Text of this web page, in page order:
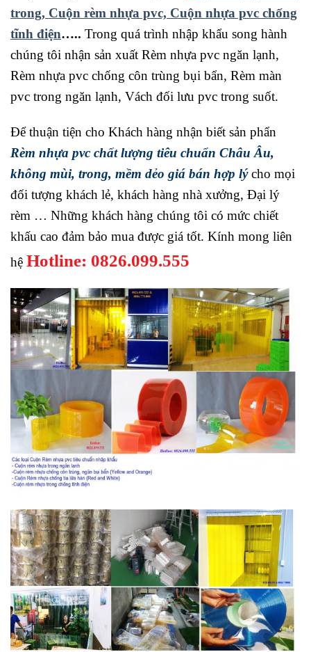
trong, Cuộn rèm nhựa pvc, Cuộn nhựa pvc chống
tĩnh điện….. Trong quá trình nhập khẩu song hành
chúng tôi nhận sản xuất Rèm nhựa pvc ngăn lạnh,
Rèm nhựa pvc chống côn trùng bụi bẩn, Rèm màn
pvc trong ngăn lạnh, Vách đối lưu pvc trong suốt.
Để thuận tiện cho Khách hàng nhận biết sản phẩn
Rèm nhựa pvc chất lượng tiêu chuẩn Châu Âu,
không mùi, trong, mềm dẻo giá bán hợp lýcho mọi
đối tượng khách lẻ, khách hàng nhà xưởng, Đại lý
rèm … Những khách hàng chúng tôi có mức chiết
khấu cao đảm bảo mua được giá tốt. Kính mong liên
hệ Hotline: 0826.099.555